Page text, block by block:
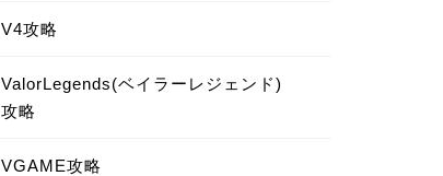
V4攻略
ValorLegends(ベイラーレジェンド)
攻略
VGAME攻略